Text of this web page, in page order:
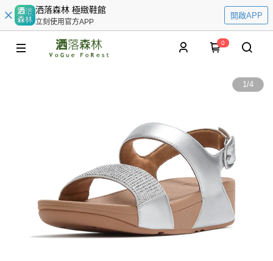
洒落森林 極緻鞋館
立刻使用官方APP
開啟APP
0
1/4